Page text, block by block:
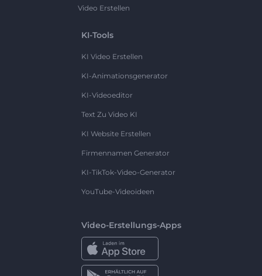
Video Erstellen
KI-Tools
KI Video Erstellen
KI-Animationsgenerator
KI-Videoeditor
Text Zu Video KI
KI Website Erstellen
Firmennamen Generator
KI-TikTok-Video-Generator
YouTube-Videoideen
Video-Erstellungs-Apps